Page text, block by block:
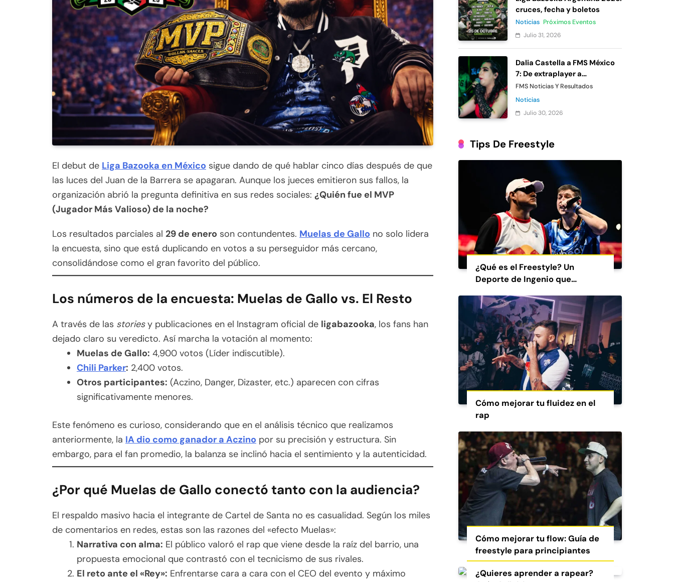
El debut de Liga Bazooka en México sigue dando de qué hablar cinco días después de que
las luces del Juan de la Barrera se apagaran. Aunque los jueces emitieron sus fallos, la
organización abrió la pregunta definitiva en sus redes sociales: ¿Quién fue el MVP
(Jugador Más Valioso) de la noche?
Los resultados parciales al 29 de enero son contundentes. Muelas de Gallo no solo lidera
la encuesta, sino que está duplicando en votos a su perseguidor más cercano,
consolidándose como el gran favorito del público.
Los números de la encuesta: Muelas de Gallo vs. El Resto
A través de las storiesy publicaciones en el Instagram oficial de ligabazooka, los fans han
dejado claro su veredicto. Así marcha la votación al momento:
Muelas de Gallo: 4,900 votos (Líder indiscutible).
Chili Parker: 2,400 votos.
Otros participantes: (Aczino, Danger, Dizaster, etc.) aparecen con cifras
significativamente menores.
Este fenómeno es curioso, considerando que en el análisis técnico que realizamos
anteriormente, la IA dio como ganador a Aczino por su precisión y estructura. Sin
embargo, para el fan promedio, la balanza se inclinó hacia el sentimiento y la autenticidad.
¿Por qué Muelas de Gallo conectó tanto con la audiencia?
El respaldo masivo hacia el integrante de Cartel de Santa no es casualidad. Según los miles
de comentarios en redes, estas son las razones del «efecto Muelas»:
Narrativa con alma: El público valoró el rap que viene desde la raíz del barrio, una
propuesta emocional que contrastó con el tecnicismo de sus rivales.
El reto ante el «Rey»: Enfrentarse cara a cara con el CEO del evento y máximo
cruces, fecha y boletos
Noticias Próximos Eventos
Julio 31, 2026
Dalia Castella a FMS México
7: De extraplayer a
participante oficial
FMS Noticias Y Resultados
Noticias
Julio 30, 2026
Tips De Freestyle
¿Qué es el Freestyle? Un
Deporte de Ingenio que
Cómo mejorar tu fluidez en el
rap
Cómo mejorar tu flow: Guía de
freestyle para principiantes
¿Quieres aprender a rapear?